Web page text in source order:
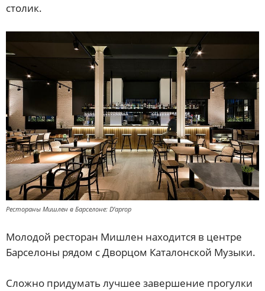
столик.
Рестораны Мишлен в Барселоне: D’aprop
Молодой ресторан Мишлен находится в центре
Барселоны рядом с Дворцом Каталонской Музыки.
Сложно придумать лучшее завершение прогулки